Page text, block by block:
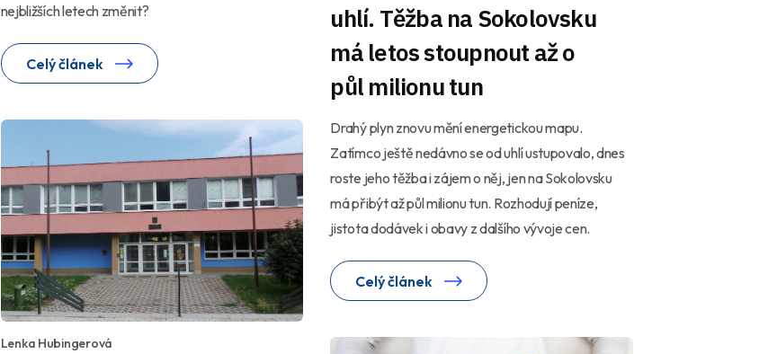
nejbližších letech změnit?
Celý článek
uhlí. Těžba na Sokolovsku
má letos stoupnout až o
půl milionu tun
Drahý plyn znovu mění energetickou mapu.
Zatímco ještě nedávno se od uhlí ustupovalo, dnes
roste jeho těžba i zájem o něj, jen na Sokolovsku
má přibýt až půl milionu tun. Rozhodují peníze,
jistota dodávek i obavy z dalšího vývoje cen.
Celý článek
Lenka Hubingerová